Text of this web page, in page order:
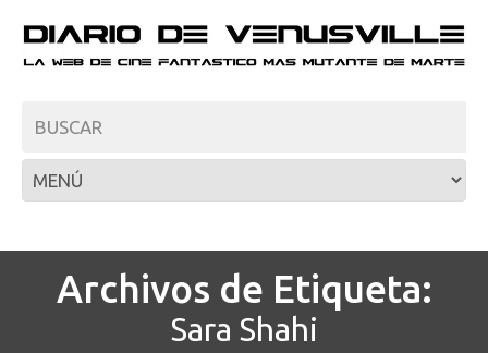
Archivos de Etiqueta:
Sara Shahi